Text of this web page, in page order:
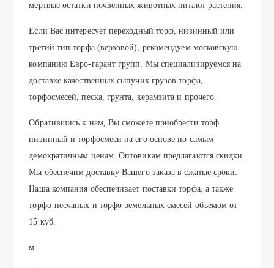
мертвые остатки почвенных животных питают растения.
Если Вас интересует переходный торф, низинный или
третий тип торфа (верховой), рекомендуем московскую
компанию Евро-гарант групп. Мы специализируемся на
доставке качественных сыпучих грузов торфа,
торфосмесей, песка, грунта, керамзита и прочего.
Обратившись к нам, Вы сможете приобрести торф
низинный и торфосмеси на его основе по самым
демократичным ценам. Оптовикам предлагаются скидки.
Мы обеспечим доставку Вашего заказа в сжатые сроки.
Наша компания обеспечивает поставки торфа, а также
торфо-песчаных и торфо-земельных смесей объемом от
15 куб.
м.